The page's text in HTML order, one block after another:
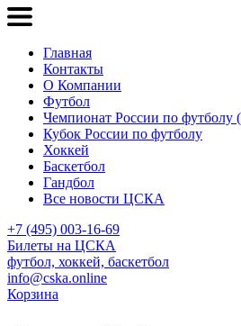
Главная
Контакты
О Компании
Футбол
Чемпионат России по
Кубок России по футболу
Хоккей
Баскетбол
Гандбол
Все новости ЦСКА
+7 (495) 003-16-69
Билеты на ЦСКА
футбол, хоккей, баскетбол
info@cska.online
Корзина